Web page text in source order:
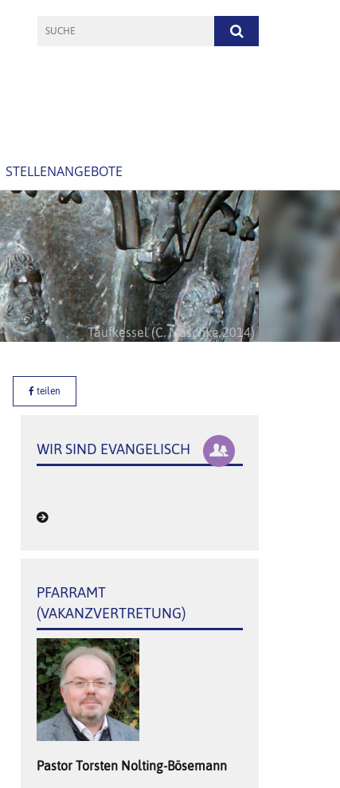
STELLENANGEBOTE
Taufkessel (C. Maschke 2014)
teilen
WIR SIND EVANGELISCH
PFARRAMT
(VAKANZVERTRETUNG)
Pastor Torsten Nolting-Bösemann